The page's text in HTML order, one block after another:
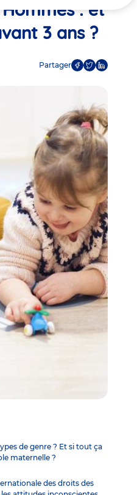
: et
3 ans ?
Partager
de genre ? Et si tout ça
maternelle ?
des droits des